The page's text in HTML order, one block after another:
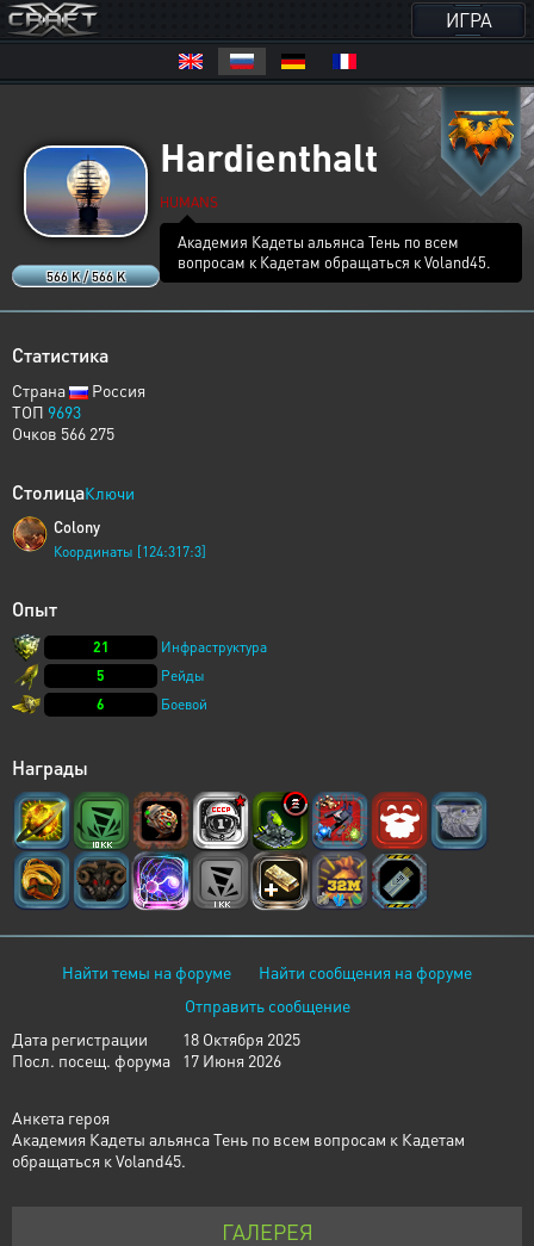
ИГРА
566 K / 566 K
Hardienthalt
HUMANS
Академия Кадеты альянса Тень по всем
вопросам к Кадетам обращаться к Voland45.
Статистика
Страна
Россия
ТОП 9693
Очков 566 275
СтолицаКлючи
Colony
Координаты [124:317:3]
Опыт
21
Инфраструктура
5
Рейды
6
Боевой
Награды
Найти темы на форуме
Найти сообщения на форуме
Отправить сообщение
Дата регистрации
18 Октября 2025
Посл. посещ. форума
17 Июня 2026
Анкета героя
Академия Кадеты альянса Тень по всем вопросам к Кадетам
обращаться к Voland45.
ГАЛЕРЕЯ